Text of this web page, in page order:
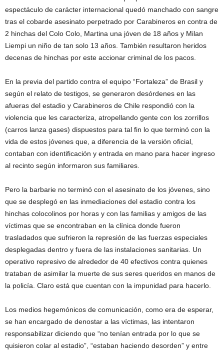
espectáculo de carácter internacional quedó manchado con sangre
tras el cobarde asesinato perpetrado por Carabineros en contra de
2 hinchas del Colo Colo, Martina una jóven de 18 años y Milan
Liempi un niño de tan solo 13 años. También resultaron heridos
decenas de hinchas por este accionar criminal de los pacos.
En la previa del partido contra el equipo “Fortaleza” de Brasil y
según el relato de testigos, se generaron desórdenes en las
afueras del estadio y Carabineros de Chile respondió con la
violencia que les caracteriza, atropellando gente con los zorrillos
(carros lanza gases) dispuestos para tal fin lo que terminó con la
vida de estos jóvenes que, a diferencia de la versión oficial,
contaban con identificación y entrada en mano para hacer ingreso
al recinto según informaron sus familiares.
Pero la barbarie no terminó con el asesinato de los jóvenes, sino
que se desplegó en las inmediaciones del estadio contra los
hinchas colocolinos por horas y con las familias y amigos de las
víctimas que se encontraban en la clínica donde fueron
trasladados que sufrieron la represión de las fuerzas especiales
desplegadas dentro y fuera de las instalaciones sanitarias. Un
operativo represivo de alrededor de 40 efectivos contra quienes
trataban de asimilar la muerte de sus seres queridos en manos de
la policía. Claro está que cuentan con la impunidad para hacerlo.
Los medios hegemónicos de comunicación, como era de esperar,
se han encargado de denostar a las víctimas, las intentaron
responsabilizar diciendo que “no tenían entrada por lo que se
quisieron colar al estadio”, “estaban haciendo desorden” y entre